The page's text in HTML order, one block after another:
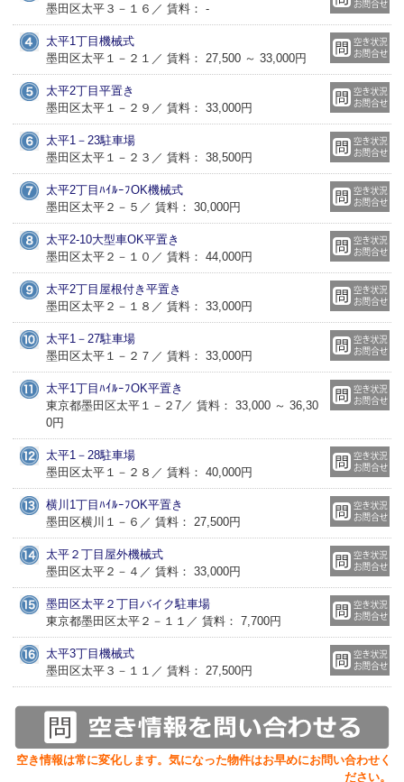
墨田区太平３－１６／ 賃料： -
太平1丁目機械式
墨田区太平１－２１／ 賃料： 27,500 ～ 33,000円
太平2丁目平置き
墨田区太平１－２９／ 賃料： 33,000円
太平1－23駐車場
墨田区太平１－２３／ 賃料： 38,500円
太平2丁目ﾊｲﾙｰﾌOK機械式
墨田区太平２－５／ 賃料： 30,000円
太平2-10大型車OK平置き
墨田区太平２－１０／ 賃料： 44,000円
太平2丁目屋根付き平置き
墨田区太平２－１８／ 賃料： 33,000円
太平1－27駐車場
墨田区太平１－２７／ 賃料： 33,000円
太平1丁目ﾊｲﾙｰﾌOK平置き
東京都墨田区太平１－２7／ 賃料： 33,000 ～ 36,30
0円
太平1－28駐車場
墨田区太平１－２８／ 賃料： 40,000円
横川1丁目ﾊｲﾙｰﾌOK平置き
墨田区横川１－６／ 賃料： 27,500円
太平２丁目屋外機械式
墨田区太平２－４／ 賃料： 33,000円
墨田区太平２丁目バイク駐車場
東京都墨田区太平２－１１／ 賃料： 7,700円
太平3丁目機械式
墨田区太平３－１１／ 賃料： 27,500円
空き情報は常に変化します。気になった物件はお早めにお問い合わせく
ださい。